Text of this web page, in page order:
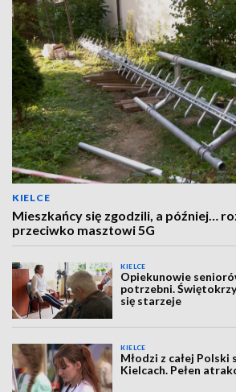
KIELCE
Mieszkańcy się zgodzili, a później…
przeciwko masztowi 5G
KIELCE
Opiekunowie
potrzebni.
się starzeje
KIELCE
Młodzi z całej
Kielcach. Pełen